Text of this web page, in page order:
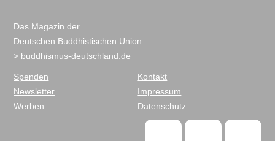
Das Magazin der
Deutschen Buddhistischen Union
> buddhismus-deutschland.de
Spenden
Newsletter
Werben
Kontakt
Impressum
Datenschutz